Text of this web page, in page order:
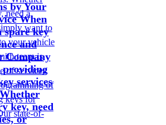
by Your
When
spare key
and
Company
providing
services
key, need
or